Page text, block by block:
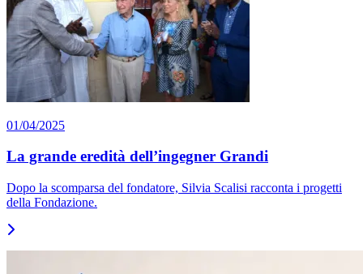
01/04/2025
La grande eredità dell’ingegner Grandi
Dopo la scomparsa del fondatore, Silvia Scalisi racconta i progetti
della Fondazione.